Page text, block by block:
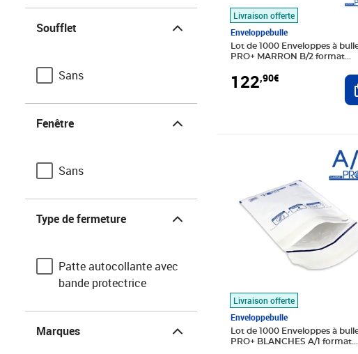
Soufflet
Sans
Fenêtre
Sans
Type de fermeture
Patte autocollante avec
bande protectrice
Marques
Livraison offerte
Enveloppebulle
Lot de 1000 Enveloppes à
PRO+ MARRON B/2 format
122,90€
Livraison offerte
Enveloppebulle
Lot de 1000 Enveloppes à
PRO+ BLANCHES A/1 format